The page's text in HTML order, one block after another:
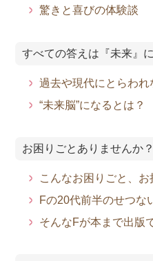
驚きと喜びの体験談
すべての答えは『未来』
過去や現代にとらわれ
“未来脳”になるとは？
お困りごとありませんか？
こんなお困りごと、
Fの20代前半のせつな
そんなFが本まで出版